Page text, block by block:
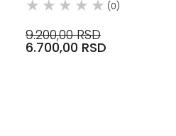
(0)
9.200,00 RSD
6.700,00 RSD